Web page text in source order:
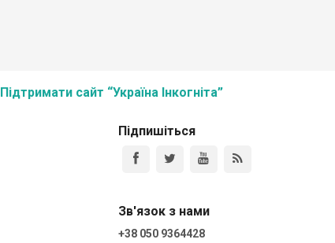
Підтримати сайт “Україна Інкогніта”
Підпишіться
Зв'язок з нами
+38 050 9364428